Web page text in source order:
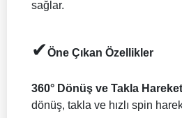
sağlar.
✔Öne Çıkan Özellikler
360° Dönüş ve Takla
dönüş, takla ve hızlı spin